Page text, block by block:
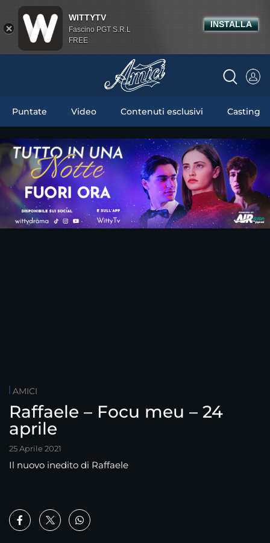
Puntate Video Contenuti esclusivi Casting
AMICI
Raffaele – Focu meu – 24
aprile
25 Aprile 2021
Il nuovo inedito di Raffaele
WITTYTV
Fascino PGT S.R.L
FREE
INSTALLA